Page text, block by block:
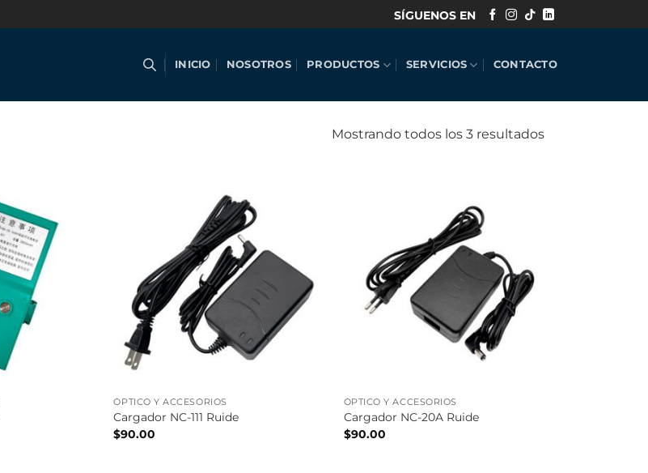
SÍGUENOS EN
INICIO NOSOTROS PRODUCTOS SERVICIOS CONTACTO
Mostrando todos los 3 resultados
ÓPTICO Y ACCESORIOS
Cargador NC-111 Ruide
$90.00
ÓPTICO Y ACCESORIOS
Cargador NC-20A Ruide
$90.00